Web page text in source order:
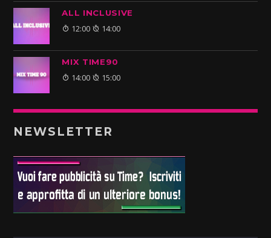
ALL INCLUSIVE
12:00 14:00
MIX TIME90
14:00 15:00
NEWSLETTER